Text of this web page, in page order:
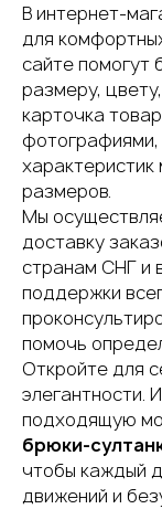
В интернет-
для
сайте помогут
размеру,
карточка
размеров.
Мы
доставку
странам СНГ и
поддержки
помочь
Откройте для
элегантности.
подходящую
брюки-
чтобы каждый
движений и